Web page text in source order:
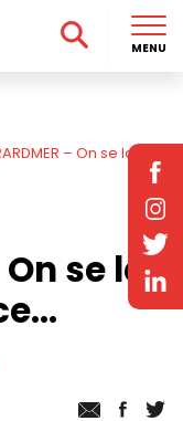
– On se la
On se la
MENU